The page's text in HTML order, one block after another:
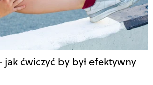
ćwiczyć by był efektywny